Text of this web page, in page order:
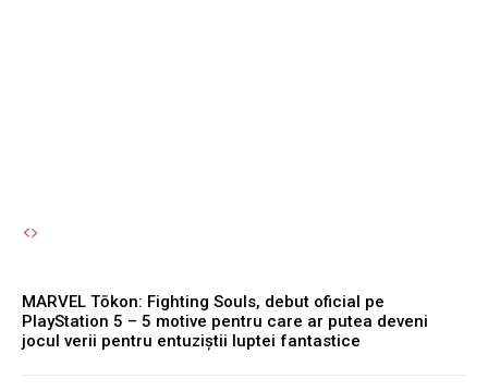
MARVEL Tōkon: Fighting Souls, debut oficial pe
PlayStation 5 – 5 motive pentru care ar putea deveni
jocul verii pentru entuziștii luptei fantastice